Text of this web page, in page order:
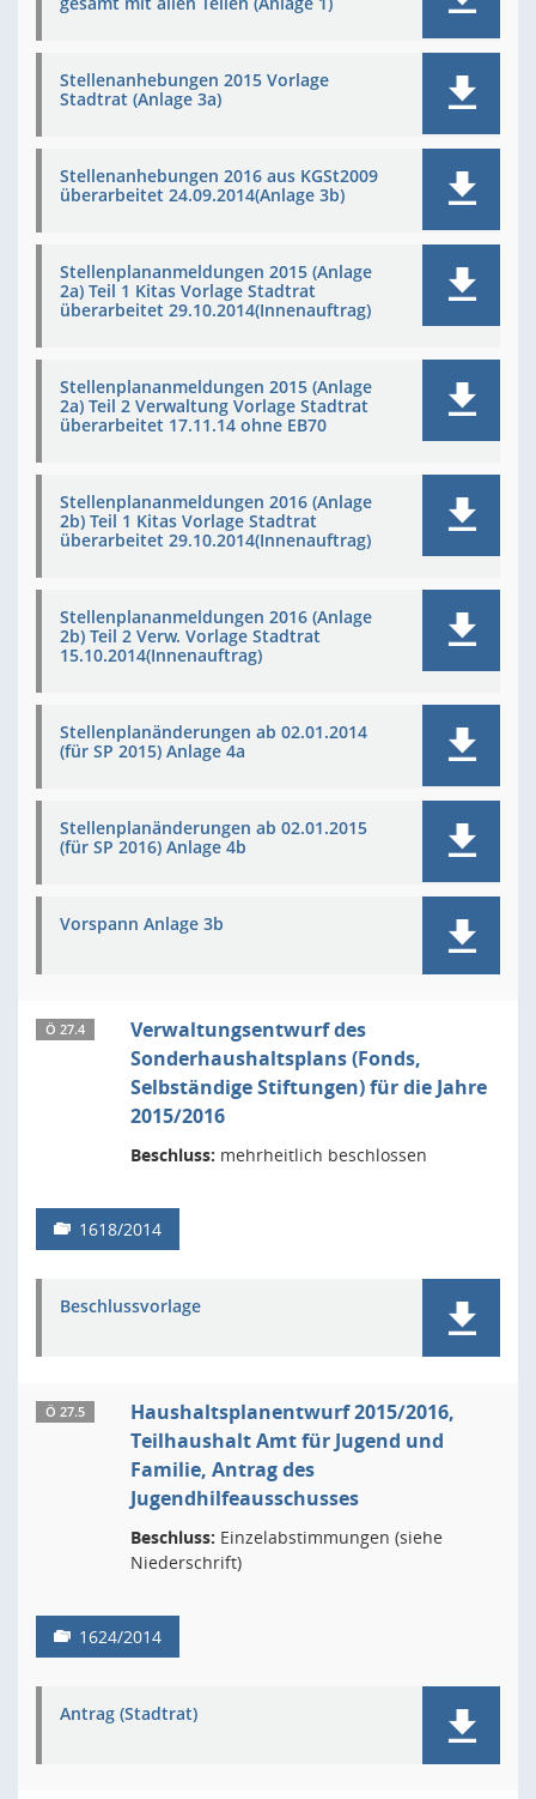
Stellenanhebungen 2015 Vorlage
Stadtrat (Anlage 3a)
Stellenanhebungen 2016 aus KGSt2009
überarbeitet 24.09.2014(Anlage 3b)
Stellenplananmeldungen 2015 (Anlage
2a) Teil 1 Kitas Vorlage Stadtrat
überarbeitet 29.10.2014(Innenauftrag)
Stellenplananmeldungen 2015 (Anlage
2a) Teil 2 Verwaltung Vorlage Stadtrat
überarbeitet 17.11.14 ohne EB70
Stellenplananmeldungen 2016 (Anlage
2b) Teil 1 Kitas Vorlage Stadtrat
überarbeitet 29.10.2014(Innenauftrag)
Stellenplananmeldungen 2016 (Anlage
2b) Teil 2 Verw. Vorlage Stadtrat
15.10.2014(Innenauftrag)
Stellenplanänderungen ab 02.01.2014
(für SP 2015) Anlage 4a
Stellenplanänderungen ab 02.01.2015
(für SP 2016) Anlage 4b
Vorspann Anlage 3b
Ö 27.4
Verwaltungsentwurf des
Sonderhaushaltsplans (Fonds,
Selbständige Stiftungen) für die Jahre
2015/2016
Beschluss: mehrheitlich beschlossen
1618/2014
Beschlussvorlage
Ö 27.5
Haushaltsplanentwurf 2015/2016,
Teilhaushalt Amt für Jugend und
Familie, Antrag des
Jugendhilfeausschusses
Beschluss: Einzelabstimmungen (siehe
Niederschrift)
1624/2014
Antrag (Stadtrat)